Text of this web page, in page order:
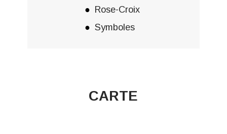
Rose-Croix
Symboles
CARTE